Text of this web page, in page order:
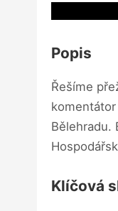
Popis
Řešíme
Bělehradu.
Klíčová